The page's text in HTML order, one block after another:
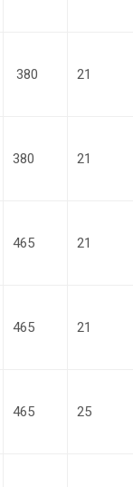
380 21
380 21
465 21
465 21
465 25